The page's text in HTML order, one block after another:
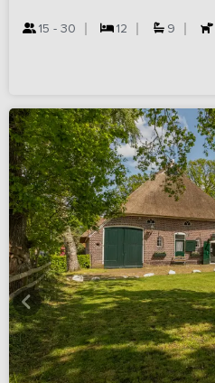
15 - 30 12 9